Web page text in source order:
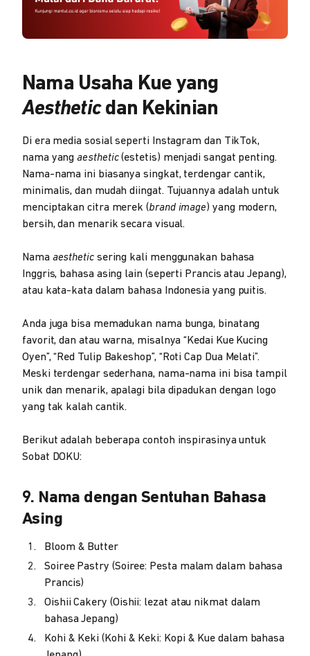
Nama Usaha Kue yang
Aestheticdan Kekinian
Di era media sosial seperti Instagram dan TikTok,
nama yangaesthetic(estetis) menjadi sangat penting.
Nama-nama ini biasanya singkat, terdengar cantik,
minimalis, dan mudah diingat. Tujuannya adalah untuk
menciptakan citra merek (brand image) yang modern,
bersih, dan menarik secara visual.
Nama aestheticsering kali menggunakan bahasa
Inggris, bahasa asing lain (seperti Prancis atau Jepang),
atau kata-kata dalam bahasa Indonesia yang puitis.
Anda juga bisa memadukan nama bunga, binatang
favorit, dan atau warna, misalnya “Kedai Kue Kucing
Oyen”, “Red Tulip Bakeshop”, “Roti Cap Dua Melati”.
Meski terdengar sederhana, nama-nama ini bisa tampil
unik dan menarik, apalagi bila dipadukan dengan logo
yang tak kalah cantik.
Berikut adalah beberapa contoh inspirasinya untuk
Sobat DOKU:
9. Nama dengan Sentuhan Bahasa
Asing
Bloom & Butter
Soiree Pastry (Soiree: Pesta malam dalam bahasa
Prancis)
Oishii Cakery (Oishii: lezat atau nikmat dalam
bahasa Jepang)
Kohi & Keki (Kohi & Keki: Kopi & Kue dalam bahasa